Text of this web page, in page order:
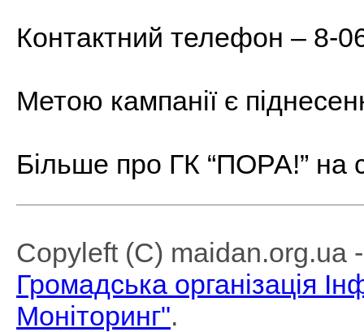
Контактний телефон – 8-
Метою кампанії є
Більше про ГК “ПОРА!” на
Copyleft (C) maidan.org.ua
Громадська організація
Моніторинг".